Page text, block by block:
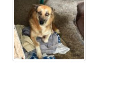
Aktion „Hilfe La Linea“
Updates „Hilfe La Linea“
Partnertierheim in Bulgarien